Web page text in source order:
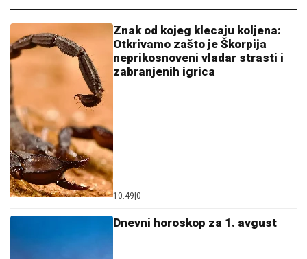
Znak od kojeg klecaju koljena:
Otkrivamo zašto je Škorpija
neprikosnoveni vladar strasti i
zabranjenih igrica
10:49 0
Dnevni horoskop za 1. avgust